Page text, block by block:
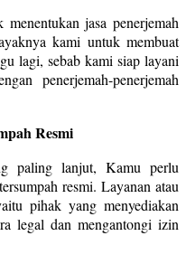
jasa penerjemah
kami untuk membuat
lagi, sebab kami siap layani
penerjemah-penerjemah
Resmi
paling lanjut, Kamu perlu
resmi. Layanan atau
pihak yang menyediakan
legal dan mengantongi izin